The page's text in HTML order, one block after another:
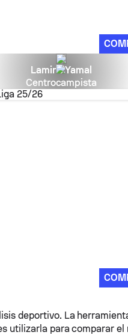
Lamine Yamal
Centrocampista
25/26
deportivo. La
utilizarla para comparar